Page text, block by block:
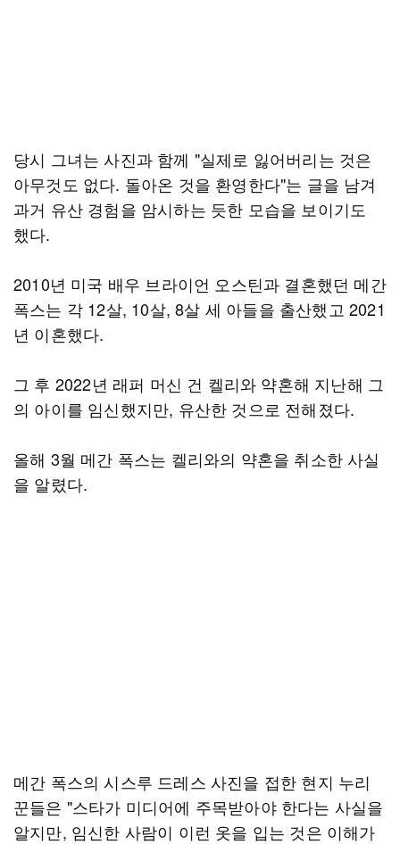
당시 그녀는 사진과 함께 "실제로 잃어버리는 것은
아무것도 없다. 돌아온 것을 환영한다"는 글을 남겨
과거 유산 경험을 암시하는 듯한 모습을 보이기도
했다.
2010년 미국 배우 브라이언 오스틴과 결혼했던 메간
폭스는 각 12살, 10살, 8살 세 아들을 출산했고 2021
년 이혼했다.
그 후 2022년 래퍼 머신 건 켈리와 약혼해 지난해 그
의 아이를 임신했지만, 유산한 것으로 전해졌다.
올해 3월 메간 폭스는 켈리와의 약혼을 취소한 사실
을 알렸다.
메간 폭스의 시스루 드레스 사진을 접한 현지 누리
꾼들은 "스타가 미디어에 주목받아야 한다는 사실을
알지만, 임신한 사람이 이런 옷을 입는 것은 이해가